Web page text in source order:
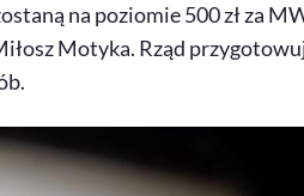
na poziomie 500 zł za
Motyka. Rząd